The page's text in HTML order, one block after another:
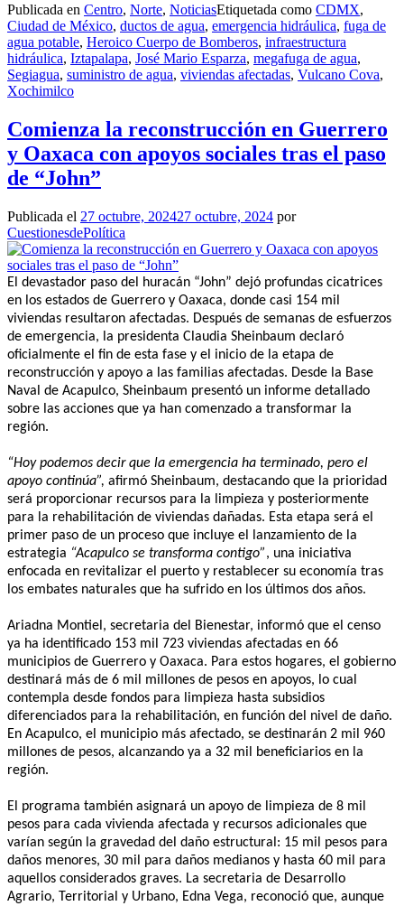
Publicada en Centro, Norte, NoticiasEtiquetada como CDMX,
Ciudad de México, ductos de agua, emergencia hidráulica, fuga de
agua potable, Heroico Cuerpo de Bomberos, infraestructura
hidráulica, Iztapalapa, José Mario Esparza, megafuga de agua,
Segiagua, suministro de agua, viviendas afectadas, Vulcano Cova,
Xochimilco
Comienza la reconstrucción en Guerrero
y Oaxaca con apoyos sociales tras el paso
de “John”
Publicada el 27 octubre, 202427 octubre, 2024 por
CuestionesdePolítica
El devastador paso del huracán “John” dejó profundas cicatrices
en los estados de Guerrero y Oaxaca, donde casi 154 mil
viviendas resultaron afectadas. Después de semanas de esfuerzos
de emergencia, la presidenta Claudia Sheinbaum declaró
oficialmente el fin de esta fase y el inicio de la etapa de
reconstrucción y apoyo a las familias afectadas. Desde la Base
Naval de Acapulco, Sheinbaum presentó un informe detallado
sobre las acciones que ya han comenzado a transformar la
región.
“Hoy podemos decir que la emergencia ha terminado, pero el
apoyo continúa”, afirmó Sheinbaum, destacando que la prioridad
será proporcionar recursos para la limpieza y posteriormente
para la rehabilitación de viviendas dañadas. Esta etapa será el
primer paso de un proceso que incluye el lanzamiento de la
estrategia “Acapulco se transforma contigo”, una iniciativa
enfocada en revitalizar el puerto y restablecer su economía tras
los embates naturales que ha sufrido en los últimos dos años.
Ariadna Montiel, secretaria del Bienestar, informó que el censo
ya ha identificado 153 mil 723 viviendas afectadas en 66
municipios de Guerrero y Oaxaca. Para estos hogares, el gobierno
destinará más de 6 mil millones de pesos en apoyos, lo cual
contempla desde fondos para limpieza hasta subsidios
diferenciados para la rehabilitación, en función del nivel de daño.
En Acapulco, el municipio más afectado, se destinarán 2 mil 960
millones de pesos, alcanzando ya a 32 mil beneficiarios en la
región.
El programa también asignará un apoyo de limpieza de 8 mil
pesos para cada vivienda afectada y recursos adicionales que
varían según la gravedad del daño estructural: 15 mil pesos para
daños menores, 30 mil para daños medianos y hasta 60 mil para
aquellos considerados graves. La secretaria de Desarrollo
Agrario, Territorial y Urbano, Edna Vega, reconoció que, aunque